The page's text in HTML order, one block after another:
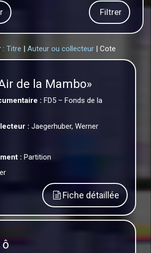
Filtrer
: Titre | Auteur ou collecteur | Cote
de la Mambo»
: FD5 – Fonds de la
: Jaegerhuber, Werner
: Partition
Fiche détaillée